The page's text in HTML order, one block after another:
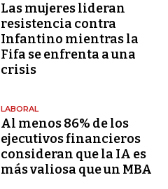
Las mujeres lideran
resistencia contra
Infantino mientras la
Fifa se enfrenta a una
crisis
LABORAL
Al menos 86% de los
ejecutivos financieros
consideran que la IA es
más valiosa que un MBA